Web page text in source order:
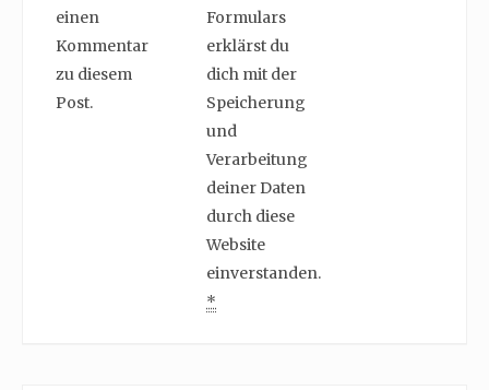
einen
Kommentar
zu diesem
Post.
Formulars
erklärst du
dich mit der
Speicherung
und
Verarbeitung
deiner Daten
durch diese
Website
einverstanden.
*